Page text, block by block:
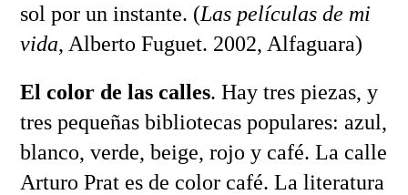
sol por un instante. (Las películas de mi
vida, Alberto Fuguet. 2002, Alfaguara)
El color de las calles. Hay tres piezas, y
tres pequeñas bibliotecas populares: azul,
blanco, verde, beige, rojo y café. La calle
Arturo Prat es de color café. La literatura